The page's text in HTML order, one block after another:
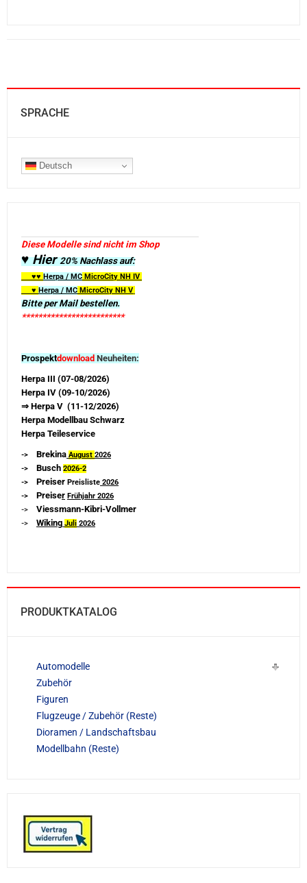
SPRACHE
Deutsch
Diese Modelle sind nicht im Shop
♥ Hier20% Nachlass auf:
♥♥ Herpa / MC MicroCity NH IV
♥ Herpa / MC MicroCity NH V
Bitte per Mail bestellen.
*************************
Prospektdownload Neuheiten:
Herpa III (07-08/2026)
Herpa IV (09-10/2026)
⇒ Herpa V (11-12/2026)
Herpa Modellbau Schwarz
Herpa Teileservice
-> Brekina August 2026
-> Busch 2026-2
-> Preiser Preisliste 2026
-> Preiser Frühjahr 2026
-> Viessmann-Kibri-Vollmer
-> Wiking Juli 2026
PRODUKTKATALOG
Automodelle
Zubehör
Figuren
Flugzeuge / Zubehör (Reste)
Dioramen / Landschaftsbau
Modellbahn (Reste)